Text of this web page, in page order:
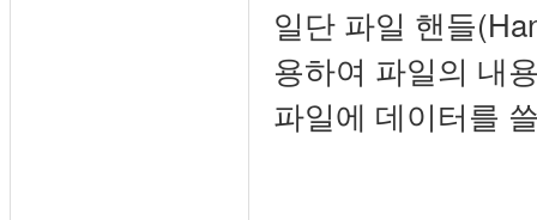
일단 파일 핸들
용하여 파일의 내
파일에 데이터를